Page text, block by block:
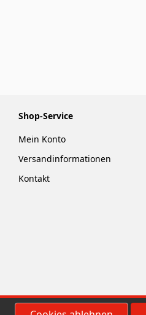
Shop-Service
Mein Konto
Versandinformationen
Kontakt